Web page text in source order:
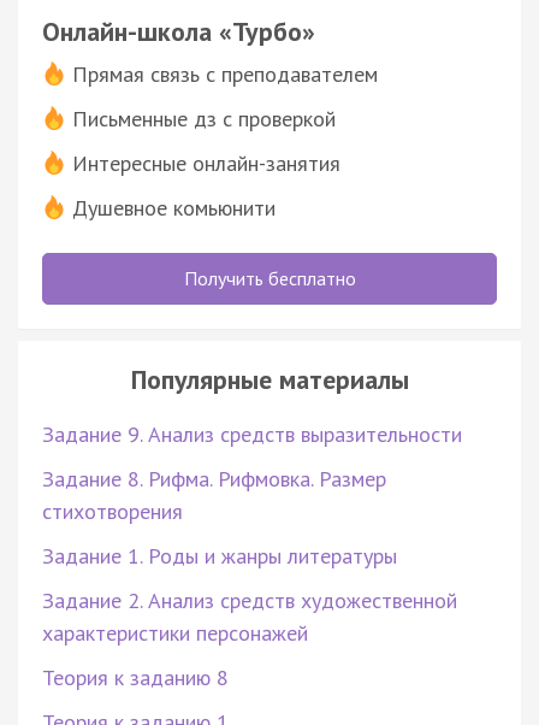
Онлайн-школа «Турбо»
Прямая связь с преподавателем
Письменные дз с проверкой
Интересные онлайн-занятия
Душевное комьюнити
Получить бесплатно
Популярные материалы
Задание 9. Анализ средств выразительности
Задание 8. Рифма. Рифмовка. Размер
стихотворения
Задание 1. Роды и жанры литературы
Задание 2. Анализ средств художественной
характеристики персонажей
Теория к заданию 8